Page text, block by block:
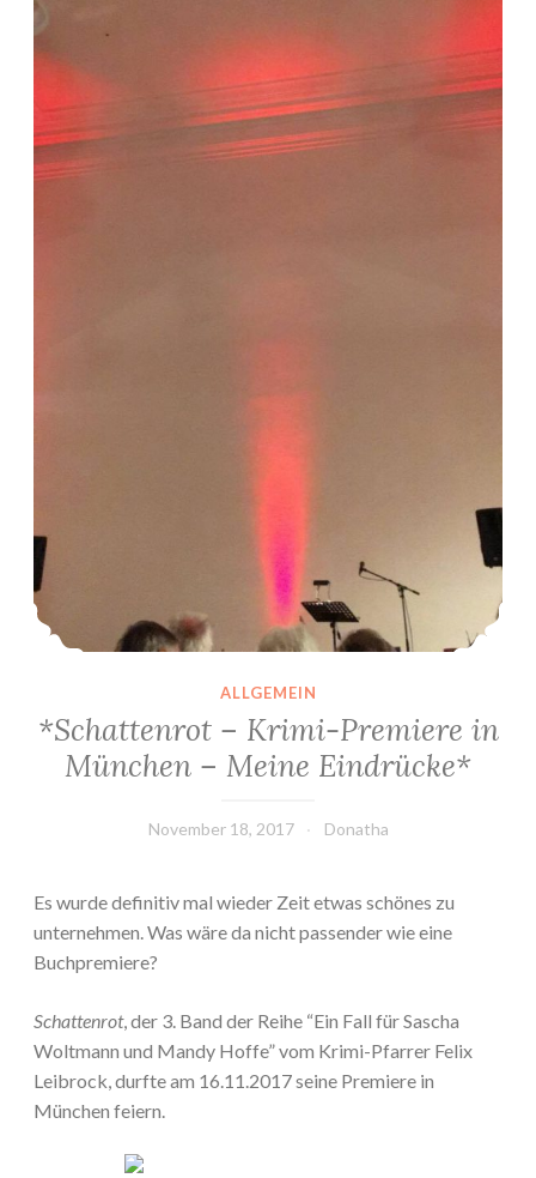
ALLGEMEIN
*Schattenrot – Krimi-Premiere in
München – Meine Eindrücke*
November 18, 2017 Donatha
Es wurde definitiv mal wieder Zeit etwas schönes zu
unternehmen. Was wäre da nicht passender wie eine
Buchpremiere?
Schattenrot, der 3. Band der Reihe “Ein Fall für Sascha
Woltmann und Mandy Hoffe” vom Krimi-Pfarrer Felix
Leibrock, durfte am 16.11.2017 seine Premiere in
München feiern.